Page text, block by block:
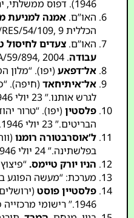
1946). דפוס ממשלתי, ירושלים.
האו”ם.אמנה למניעת
הכללית A/RES/54/109, 9 דצמבר 1999.
האו”ם.צעדים לחיסול
עבודה. A/59/894, 2004.
אל־דפאע (יפו). “מלון המוות.”
אל־איתיחאד (חיפה).
לגרש אותנו.” 23 יולי 1946.
פלסטין
הבריטים.” 23 יולי 1946.
ל’אוסרבטורה רומנו
בפלשתינה.” 24 יולי 1946.
הניו יורק טיימס. “פיצוץ
מערכת: “מעשה הפוגע במטרה
פלסטיין פוסט
1946.” רישומי מרכזייה פנימיים. ארכיון המדינה.